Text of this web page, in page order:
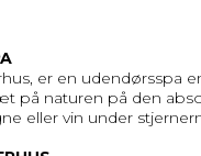
er en udendørsspa
på naturen på den
eller vin under